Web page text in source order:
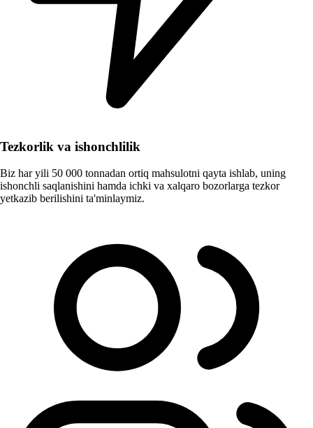
Tezkorlik va ishonchlilik
Biz har yili 50 000 tonnadan ortiq mahsulotni qayta ishlab, uning
ishonchli saqlanishini hamda ichki va xalqaro bozorlarga tezkor
yetkazib berilishini ta'minlaymiz.